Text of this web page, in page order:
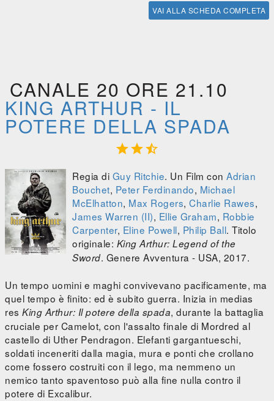
VAI ALLA SCHEDA COMPLETA
CANALE 20 ORE 21.10
KING ARTHUR - IL
POTERE DELLA SPADA

Regia di Guy Ritchie. Un Film con Adrian
Bouchet, Peter Ferdinando, Michael
McElhatton, Max Rogers, Charlie Rawes,
James Warren (II), Ellie Graham, Robbie
Carpenter, Eline Powell, Philip Ball. Titolo
originale: King Arthur: Legend of the
Sword. Genere Avventura - USA, 2017.
Un tempo uomini e maghi convivevano pacificamente, ma
quel tempo è finito: ed è subito guerra. Inizia in medias
res King Arthur: Il potere della spada, durante la battaglia
cruciale per Camelot, con l'assalto finale di Mordred al
castello di Uther Pendragon. Elefanti gargantueschi,
soldati inceneriti dalla magia, mura e ponti che crollano
come fossero costruiti con il lego, ma nemmeno un
nemico tanto spaventoso può alla fine nulla contro il
potere di Excalibur.